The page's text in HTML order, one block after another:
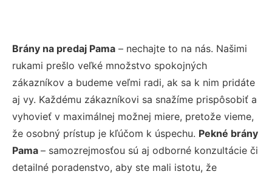
Brány na predaj Pama – nechajte to na nás. Našimi
rukami prešlo veľké množstvo spokojných
zákazníkov a budeme veľmi radi, ak sa k nim pridáte
aj vy. Každému zákazníkovi sa snažíme prispôsobiť a
vyhovieť v maximálnej možnej miere, pretože vieme,
že osobný prístup je kľúčom k úspechu. Pekné brány
Pama – samozrejmosťou sú aj odborné konzultácie či
detailné poradenstvo, aby ste mali istotu, že